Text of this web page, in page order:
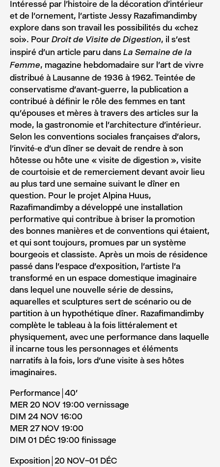
Intéressé par l’histoire de la décoration d’intérieur
et de l’ornement, l’artiste Jessy Razafimandimby
explore dans son travail les possibilités du «chez
soi». Pour Droit de Visite de Digestion, il s’est
inspiré d’un article paru dans La Semaine de la
Femme, magazine hebdomadaire sur l’art de vivre
distribué à Lausanne de 1936 à 1962. Teintée de
conservatisme d’avant-guerre, la publication a
contribué à définir le rôle des femmes en tant
qu’épouses et mères à travers des articles sur la
mode, la gastronomie et l’architecture d’intérieur.
Selon les conventions sociales françaises d’alors,
l’invité·e d’un dîner se devait de rendre à son
hôtesse ou hôte une « visite de digestion », visite
de courtoisie et de remerciement devant avoir lieu
au plus tard une semaine suivant le dîner en
question. Pour le projet Alpina Huus,
Razafimandimby a développé une installation
performative qui contribue à briser la promotion
des bonnes manières et de conventions qui étaient,
et qui sont toujours, promues par un système
bourgeois et classiste. Après un mois de résidence
passé dans l’espace d’exposition, l’artiste l’a
transformé en un espace domestique imaginaire
dans lequel une nouvelle série de dessins,
aquarelles et sculptures sert de scénario ou de
partition à un hypothétique dîner. Razafimandimby
complète le tableau à la fois littéralement et
physiquement, avec une performance dans laquelle
il incarne tous les personnages et éléments
narratifs à la fois, lors d’une visite à ses hôtes
imaginaires.
Performance￨40’
MER 20 NOV 19:00 vernissage
DIM 24 NOV 16:00
MER 27 NOV 19:00
DIM 01 DÉC 19:00 finissage
Exposition￨20 NOV–01 DÉC